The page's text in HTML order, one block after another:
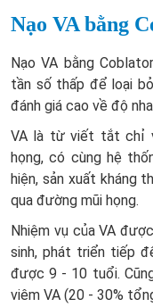
Nạo VA bằng
Nạo VA bằng
tần số thấp để loại
đánh giá cao về độ
VA là từ viết tắt chỉ
họng, có cùng hệ
hiện, sản xuất kháng
qua đường mũi họng.
Nhiệm vụ của VA
sinh, phát triển tiếp
được 9 - 10 tuổi.
viêm VA (20 - 30%